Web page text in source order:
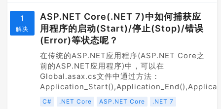
1
解决
ASP.NET Core(.NET 7)中如何捕获应
用程序的启动(Start)/停止(Stop)/错误
(Error)等状态呢？
在传统的ASP.NET应用程序(ASP.NET Core之
前的ASP.NET应用程序)中，可以在
Global.asax.cs文件中通过方法：
C# .NET Core ASP.NET Core
.NET 7